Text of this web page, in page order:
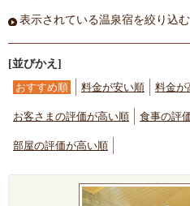
表示されている温泉宿を絞り込む
[並びかえ]
おすすめ順 料金が安い順 料金が
お客さまの評価が高い順 食事の評
部屋の評価が高い順